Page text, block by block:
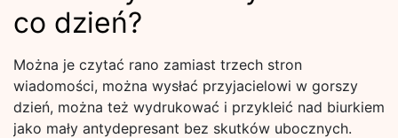
co dzień?
Można je czytać rano zamiast trzech stron
wiadomości, można wysłać przyjacielowi w gorszy
dzień, można też wydrukować i przykleić nad biurkiem
jako mały antydepresant bez skutków ubocznych.